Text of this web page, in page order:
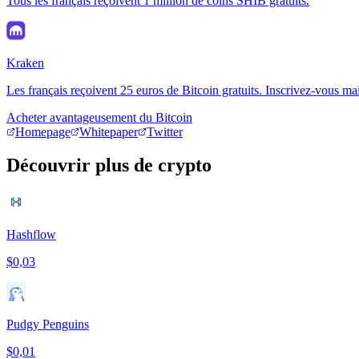
Kraken
Les français reçoivent 25 euros de Bitcoin gratuits. Inscrivez-vous
Acheter avantageusement du Bitcoin
Homepage
Whitepaper Twitter
Découvrir plus de crypto
Hashflow
$0,03
Pudgy Penguins
$0,01